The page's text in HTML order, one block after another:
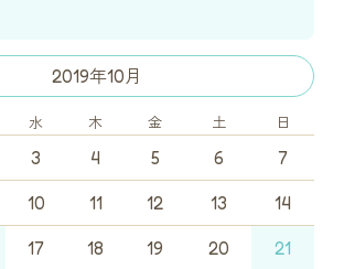
2019年10月
水 木 金 土 日
3 4 5 6 7
10 11 12 13 14
17 18 19 20 21